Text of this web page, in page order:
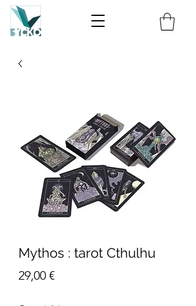
Mythos : tarot Cthulhu
29,00 €Prix